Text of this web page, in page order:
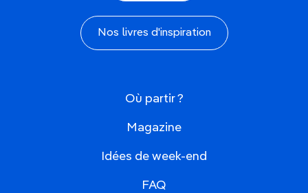
Nos livres d'inspiration
Où partir ?
Magazine
Idées de week-end
FAQ